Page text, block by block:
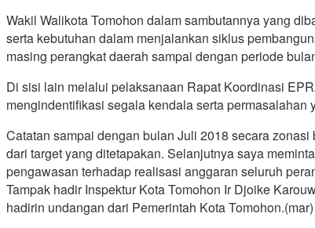
Wakil Walikota Tomohon dalam sambutannya yang
serta kebutuhan dalam menjalankan siklus
masing perangkat daerah sampai dengan periode
Di sisi lain melalui pelaksanaan Rapat Koordinasi
mengindentifikasi segala kendala serta
Catatan sampai dengan bulan Juli 2018 secara
dari target yang ditetapakan. Selanjutnya saya
pengawasan terhadap realisasi anggaran seluruh
Tampak hadir Inspektur Kota Tomohon Ir Djoike
hadirin undangan dari Pemerintah Kota Tomohon.(mar)